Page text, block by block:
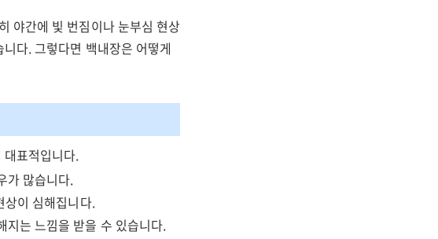
야간에 빛 번짐이나 눈부심 현상
다. 그렇다면 백내장은 어떻게
대표적입니다.
가 많습니다.
상이 심해집니다.
지는 느낌을 받을 수 있습니다.